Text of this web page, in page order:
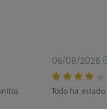
06/08/2026
Todo ha